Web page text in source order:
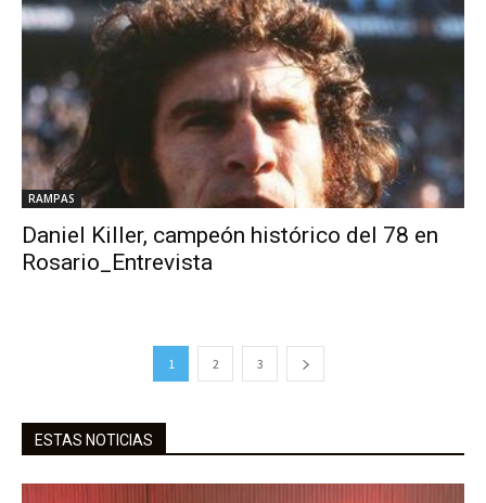
RAMPAS
Daniel Killer, campeón histórico del 78 en
Rosario_Entrevista
1 2 3
ESTAS NOTICIAS